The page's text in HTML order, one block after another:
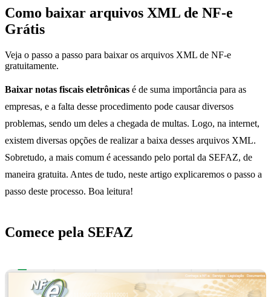
Como baixar arquivos XML de NF-e
Grátis
Veja o passo a passo para baixar os arquivos XML de NF-e
gratuitamente.
Baixar notas fiscais eletrônicas é de suma importância para as
empresas, e a falta desse procedimento pode causar diversos
problemas, sendo um deles a chegada de multas. Logo, na internet,
existem diversas opções de realizar a baixa desses arquivos XML.
Sobretudo, a mais comum é acessando pelo portal da SEFAZ, de
maneira gratuita. Antes de tudo, neste artigo explicaremos o passo a
passo deste processo. Boa leitura!
Comece pela SEFAZ